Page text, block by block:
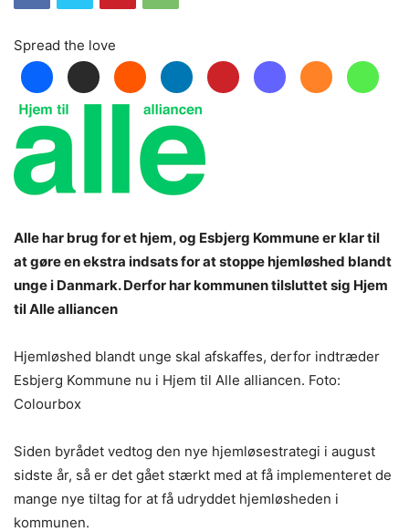
Spread the love
Alle har brug for et hjem, og Esbjerg Kommune er klar til
at gøre en ekstra indsats for at stoppe hjemløshed blandt
unge i Danmark. Derfor har kommunen tilsluttet sig Hjem
til Alle alliancen
Hjemløshed blandt unge skal afskaffes, derfor indtræder
Esbjerg Kommune nu i Hjem til Alle alliancen. Foto:
Colourbox
Siden byrådet vedtog den nye hjemløsestrategi i august
sidste år, så er det gået stærkt med at få implementeret de
mange nye tiltag for at få udryddet hjemløsheden i
kommunen.